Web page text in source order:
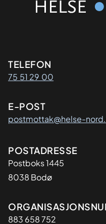
TELEFON
75 51 29 00
E-POST
postmottak@helse-
Adresse
POSTADRESSE
Postboks 1445
8038 Bodø
Organisasjon
883 658 752